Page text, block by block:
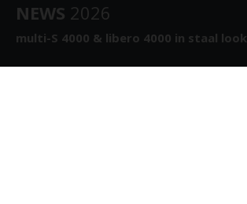
NEWS 2026
multi-S 4000 & libero 4000 in staal look